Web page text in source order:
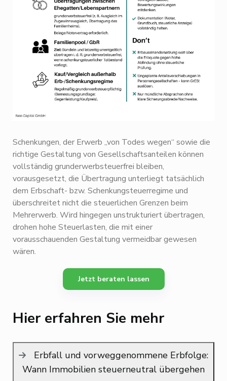
Schenkungen, der Erwerb „von Todes wegen“ sowie die
richtige Gestaltung von Gesellschaftsanteilen können
vollständig grunderwerbsteuerfrei bleiben,
vorausgesetzt, die Übertragung unterliegt tatsächlich
dem Erbschaft- bzw. Schenkungsteuerregime und
überschreitet nicht die steuerlichen Grenzen beim
Mehrerwerb. Wird hingegen unstrukturiert übertragen,
drohen hohe Steuerlasten, die mit einer
vorausschauenden Gestaltung vermeidbar gewesen
wären.
Jetzt beraten lassen
Hier erfahren Sie mehr
Erbfall und vorweggenommene Erbfolge:
Wann Immobilien steuerneutral übergehen